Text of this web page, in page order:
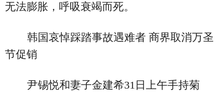
无法膨胀，呼吸衰竭而死。
韩国哀悼踩踏事故遇难者 商界取消万圣
节促销
尹锡悦和妻子金建希31日上午手持菊